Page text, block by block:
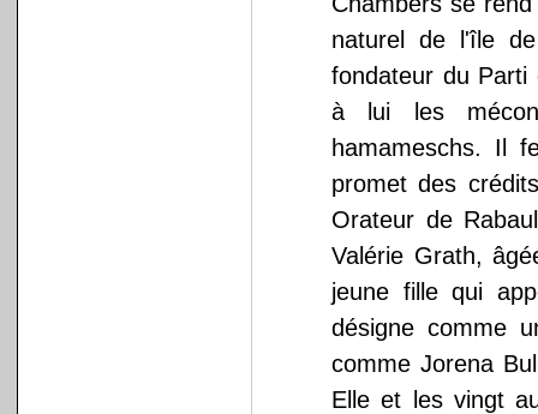
naturel de l'île
fondateur du Parti
à lui les
hamameschs. Il
promet des
Orateur de
Valérie Grath,
jeune fille qui
désigne comme
comme Jorena
Elle et les vingt